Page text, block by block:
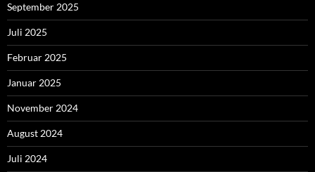
September 2025
Juli 2025
Februar 2025
Januar 2025
November 2024
August 2024
Juli 2024